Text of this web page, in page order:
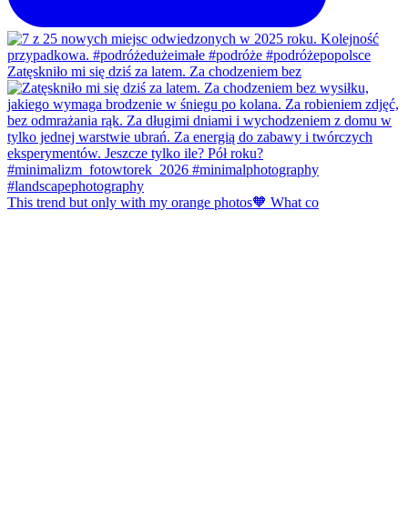
Zatęskniło mi się dziś za latem. Za chodzeniem bez
This trend but only with my orange photos🧡 What co